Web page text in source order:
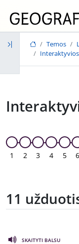
Temos
1 2 3 4 5 6
11
SKAITYTI BALSU